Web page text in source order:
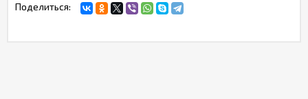
Поделиться: